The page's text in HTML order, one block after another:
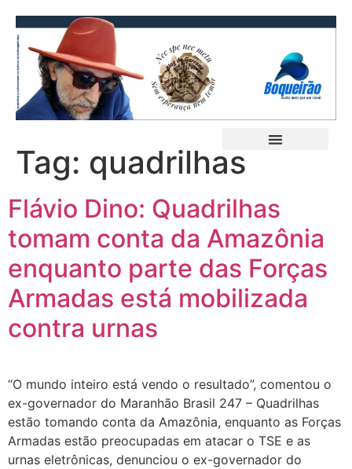
Tag: quadrilhas
Flávio Dino: Quadrilhas
tomam conta da Amazônia
enquanto parte das Forças
Armadas está mobilizada
contra urnas
“O mundo inteiro está vendo o resultado”, comentou o
ex-governador do Maranhão Brasil 247 – Quadrilhas
estão tomando conta da Amazônia, enquanto as Forças
Armadas estão preocupadas em atacar o TSE e as
urnas eletrônicas, denunciou o ex-governador do